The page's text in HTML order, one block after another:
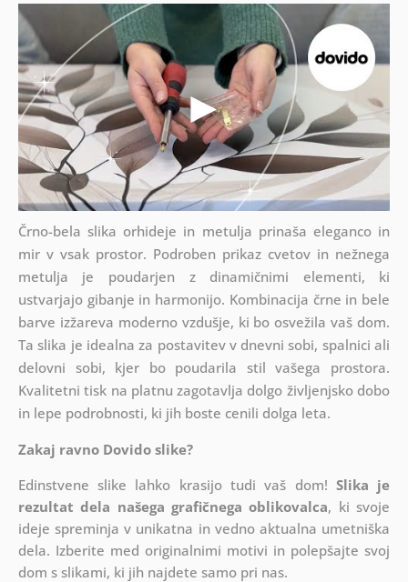
Črno-bela slika orhideje in metulja prinaša eleganco in
mir v vsak prostor. Podroben prikaz cvetov in nežnega
metulja je poudarjen z dinamičnimi elementi, ki
ustvarjajo gibanje in harmonijo. Kombinacija črne in bele
barve izžareva moderno vzdušje, ki bo osvežila vaš dom.
Ta slika je idealna za postavitev v dnevni sobi, spalnici ali
delovni sobi, kjer bo poudarila stil vašega prostora.
Kvalitetni tisk na platnu zagotavlja dolgo življenjsko dobo
in lepe podrobnosti, ki jih boste cenili dolga leta.
Zakaj ravno Dovido slike?
Edinstvene slike lahko krasijo tudi vaš dom! Slika je
rezultat dela našega grafičnega oblikovalca, ki svoje
ideje spreminja v unikatna in vedno aktualna umetniška
dela. Izberite med originalnimi motivi in polepšajte svoj
dom s slikami, ki jih najdete samo pri nas.